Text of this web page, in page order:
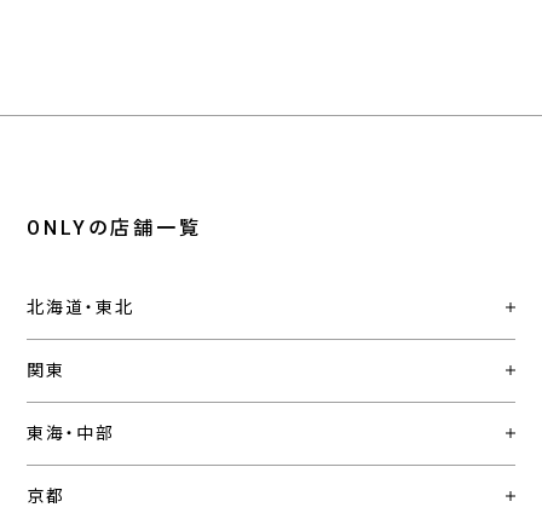
ONLYの店舗一覧
北海道・東北
関東
東海・中部
京都